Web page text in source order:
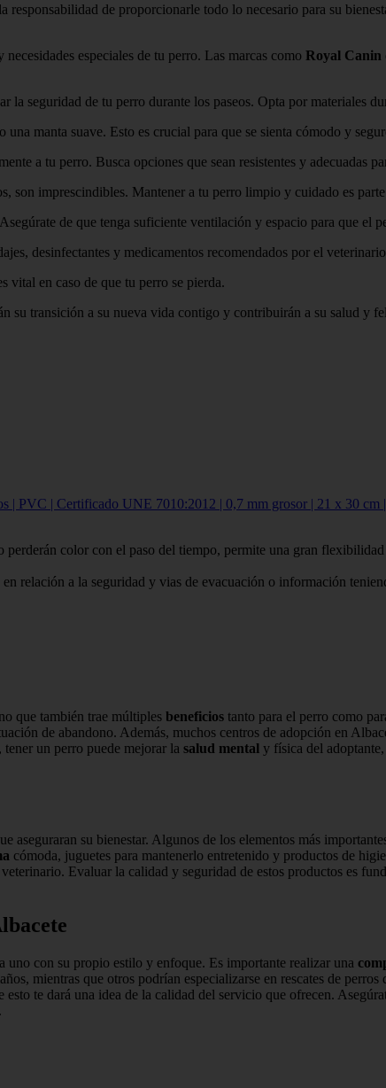
de proporcionarle todo lo necesario para su
necesidades especiales de tu perro. Las marcas como Royal Canin
la seguridad de tu perro durante los paseos. Opta por materiales
una manta suave. Esto es crucial para que se sienta cómodo y
a tu perro. Busca opciones que sean resistentes y adecuadas
son imprescindibles. Mantener a tu perro limpio y cuidado es
de que tenga suficiente ventilación y espacio para que el
desinfectantes y medicamentos recomendados por el
vital en caso de que tu perro se pierda.
su transición a su nueva vida contigo y contribuirán a su salud y
| PVC | Certificado UNE 7010:2012 | 0,7 mm grosor | 21 x 30
color con el paso del tiempo, permite una gran
relación a la seguridad y vias de evacuación o información
que también trae múltiples beneficios tanto para el perro como
de abandono. Además, muchos centros de adopción en
un perro puede mejorar la salud mental y física del
aseguraran su bienestar. Algunos de los elementos más
cómoda, juguetes para mantenerlo entretenido y productos de
Evaluar la calidad y seguridad de estos productos es
uno con su propio estilo y enfoque. Es importante realizar una
mientras que otros podrían especializarse en rescates de
te dará una idea de la calidad del servicio que ofrecen.